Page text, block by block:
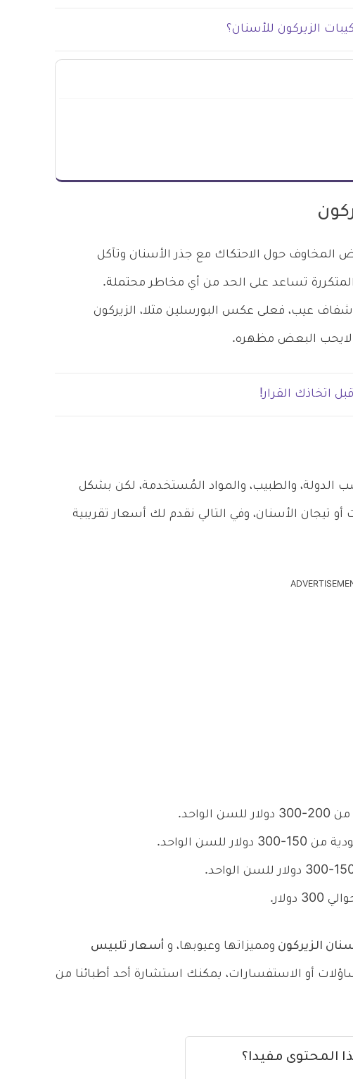
الزيركون للأسنان؟
المخاوف حول الاحتكاك مع جذر الأسنان وتآكل
تساعد على الحد من أي مخاطر محتملة.
عيب، فعلى عكس البورسلين مثلا، الزيركون
البعض مظهره.
اتخاذك القرار!
الدولة، والطبيب، والمواد المُستخدمة، لكن بشكل
تيجان الأسنان، وفي التالي نقدم لك أسعار تقريبية
الواحد.
الزيركون ومميزاتها وعيوبها، و أسعار تلبيس
أو الاستفسارات، يمكنك استشارة أحد أطبائنا من
المحتوى مفيدا؟